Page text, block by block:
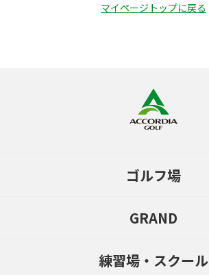
マイページトップに戻る
ゴルフ場
GRAND
練習場・スクール